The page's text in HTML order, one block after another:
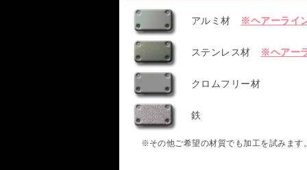
アルミ材 ※ヘアーライ
ステンレス材 ※ヘアー
クロムフリー材
鉄
※その他ご希望の材質でも加工を試みます